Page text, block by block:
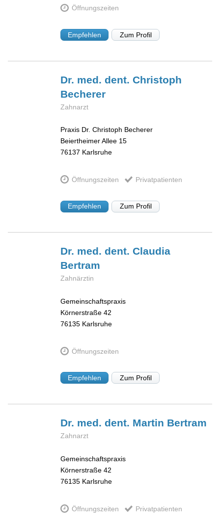
Öffnungszeiten
Empfehlen Zum Profil
Dr. med. dent. Christoph
Becherer
Zahnarzt
Praxis Dr. Christoph Becherer
Beiertheimer Allee 15
76137 Karlsruhe
Öffnungszeiten Privatpatienten
Empfehlen Zum Profil
Dr. med. dent. Claudia
Bertram
Zahnärztin
Gemeinschaftspraxis
Körnerstraße 42
76135 Karlsruhe
Öffnungszeiten
Empfehlen Zum Profil
Dr. med. dent. Martin Bertram
Zahnarzt
Gemeinschaftspraxis
Körnerstraße 42
76135 Karlsruhe
Öffnungszeiten Privatpatienten